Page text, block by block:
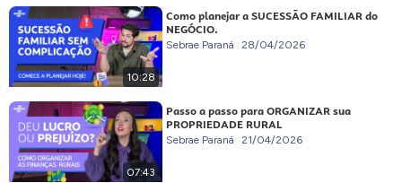
10:28
Como planejar a SUCESSÃO FAMILIAR do
NEGÓCIO.
Sebrae Paraná 28/04/2026
07:43
Passo a passo para ORGANIZAR sua
PROPRIEDADE RURAL
Sebrae Paraná 21/04/2026